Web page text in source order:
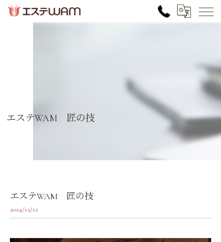
エステWAM 匠の技
エステWAM 匠の技
2024/12/12